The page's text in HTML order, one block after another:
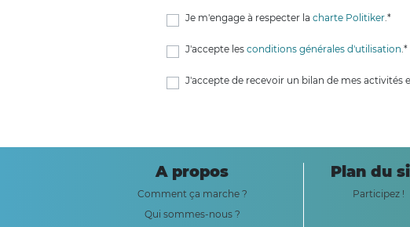
Je m'engage à respecter la charte Politiker.*
J'accepte les conditions générales d'utilisation.*
J'accepte de recevoir un bilan de mes activités
A propos
Comment ça marche ?
Qui sommes-nous ?
Plan du
Participez !